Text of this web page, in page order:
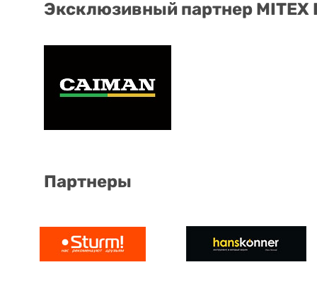
Эксклюзивный партнер
Партнеры